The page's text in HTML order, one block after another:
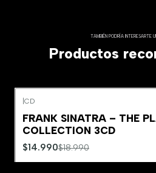
TAMBIÉN PODRÍA INTERESARTE
Productos
CD
FRANK SINATRA – THE
COLLECTION 3CD
$14.990$18.990